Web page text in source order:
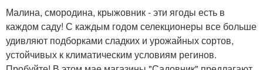
Малина, смородина, крыжовник - эти ягоды есть в
каждом саду! С каждым годом селекционеры все больше
удивляют подборками сладких и урожайных сортов,
устойчивых к климатическим условиям регинов.